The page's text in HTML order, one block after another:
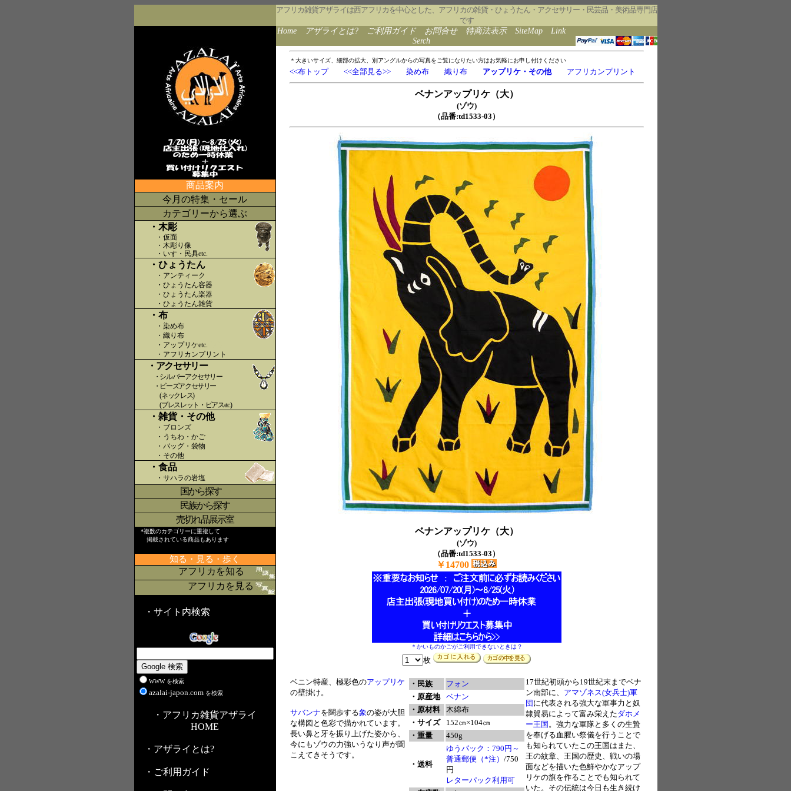
アフリカ雑貨アザライは西アフリカを中心とした、アフリカの雑貨・ひょうたん・アクセサリー・民芸品・美術品専門店
です
Home
アザライとは? ご利用ガイド お問合せ 特商法表示 SiteMap
Link
Serch
商品案内
今月の特集・セール
カテゴリーから選ぶ
・木彫
・仮面
・木彫り像
・いす・民具etc.
・ひょうたん
・アンティーク
・ひょうたん容器
・ひょうたん楽器
・ひょうたん雑貨
・布
・染め布
・織り布
・アップリケetc.
・アフリカンプリント
・アクセサリー
・シルバーアクセサリー
・ビーズアクセサリー
(ネックレス)
(ブレスレット・ピアスetc.)
・雑貨・その他
・ブロンズ
・うちわ・かご
・バッグ・袋物
・その他
・食品
・サハラの岩塩
国から探す〇
民族から探す
売切れ品展示室
*複数のカテゴリーに重複して
掲載されている商品もあります
知る・見る・歩く
アフリカを知る
アフリカを見る
・サイト内検索
WWW を検索
azalai-japon.com を検索
・アフリカ雑貨アザライ
HOME
・アザライとは?
・ご利用ガイド
＊大きいサイズ、細部の拡大、別アングルからの写真をご覧になりたい方はお気軽にお申し付けください
<<布トップ <<全部見る>> 染め布 織り布 アップリケ・その他 アフリカンプリント
ベナンアップリケ（大）
(ゾウ)
（品番:td1533-03）
ベナンアップリケ（大）
(ゾウ)
（品番:td1533-03）
￥14700
＊かいものかごがご利用できないときは？
枚
ベニン特産、極彩色のアップリケ
の壁掛け。
サバンナを闊歩する象の姿が大胆
な構図と色彩で描かれています。
長い鼻と牙を振り上げた姿から、
今にもゾウの力強いうなり声が聞
こえてきそうです。
・民族
フォン
・原産地
ベナン
・原材料
木綿布
・サイズ
152㎝×104㎝
・重量
450g
・送料
ゆうパック：790円～
普通郵便（*注） /750
円
レターパック利用可
17世紀初頭から19世紀末までベナ
ン南部に、 アマゾネス(女兵士)軍
団 に代表される強大な軍事力と奴
隷貿易によって富み栄えたダホメ
ー王国 。強力な軍隊と多くの生贄
を奉げる血腥い祭儀を行うことで
も知られていたこの王国はまた、
王の紋章、王国の歴史、戦いの場
面などを描いた色鮮やかなアップ
リケの旗を作ることでも知られて
いた。その伝統は今日も生き続け